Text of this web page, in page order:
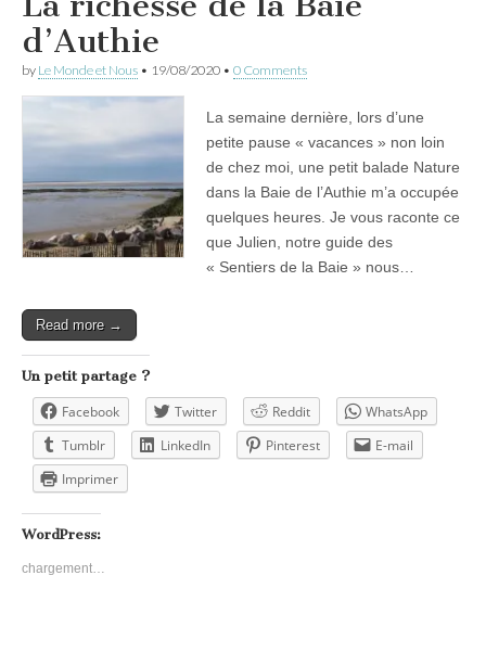
d’Authie
by Le Monde et Nous • 19/08/2020 • 0 Comments
La semaine dernière, lors d’une
petite pause « vacances » non loin
de chez moi, une petit balade Nature
dans la Baie de l’Authie m’a occupée
quelques heures. Je vous raconte ce
que Julien, notre guide des
« Sentiers de la Baie » nous…
Read more →
Un petit partage ?
Facebook Twitter Reddit
WhatsApp
Tumblr
LinkedIn Pinterest
E-mail
Imprimer
WordPress:
chargement…